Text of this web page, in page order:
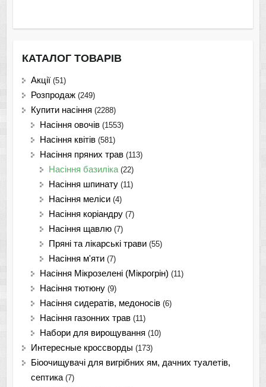
КАТАЛОГ ТОВАРІВ
Акції (51)
Розпродаж (249)
Купити насіння (2288)
Насіння овочів (1553)
Насіння квітів (581)
Насіння пряних трав (113)
Насіння базиліка (22)
Насіння шпинату (11)
Насіння меліси (4)
Насіння коріандру (7)
Насіння щавлю (7)
Пряні та лікарські трави (55)
Насіння м'яти (7)
Насіння Мікрозелені (Мікрогрін) (11)
Насіння тютюну (9)
Насіння сидератів, медоносів (6)
Насіння газонних трав (11)
Набори для вирощування (10)
Интересные кроссворды (173)
Біоочищувачі для вигрібних ям, дачних туалетів,
септика (7)